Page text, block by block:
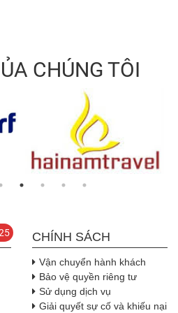
CHÚNG TÔI
CHÍNH SÁCH
Vận chuyển hành khách
Bảo vệ quyền riêng tư
Sử dụng dịch vụ
Giải quyết sự cố và khiếu nại